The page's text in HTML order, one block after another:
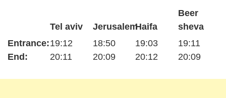
Entrance:
End:
Tel aviv
19:12
20:11
Jerusalem
18:50
20:09
Haifa
19:03
20:12
Beer
sheva
19:11
20:09